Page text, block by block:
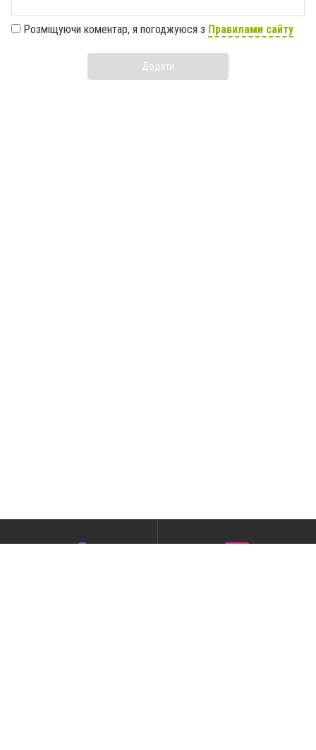
Розміщуючи коментар, я погоджуюся з Правилами сайту
Додати